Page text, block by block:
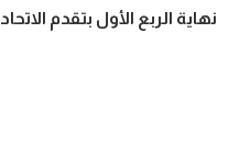
نهاية الربع الأول بتقدم الاتحاد 28-20